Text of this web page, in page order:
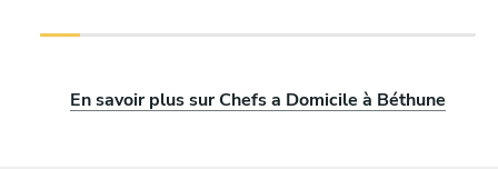
En savoir plus sur Chefs a Domicile à Béthune